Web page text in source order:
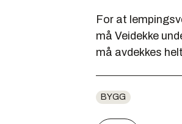
For at
må Veidekke
må avdekkes
BYGG